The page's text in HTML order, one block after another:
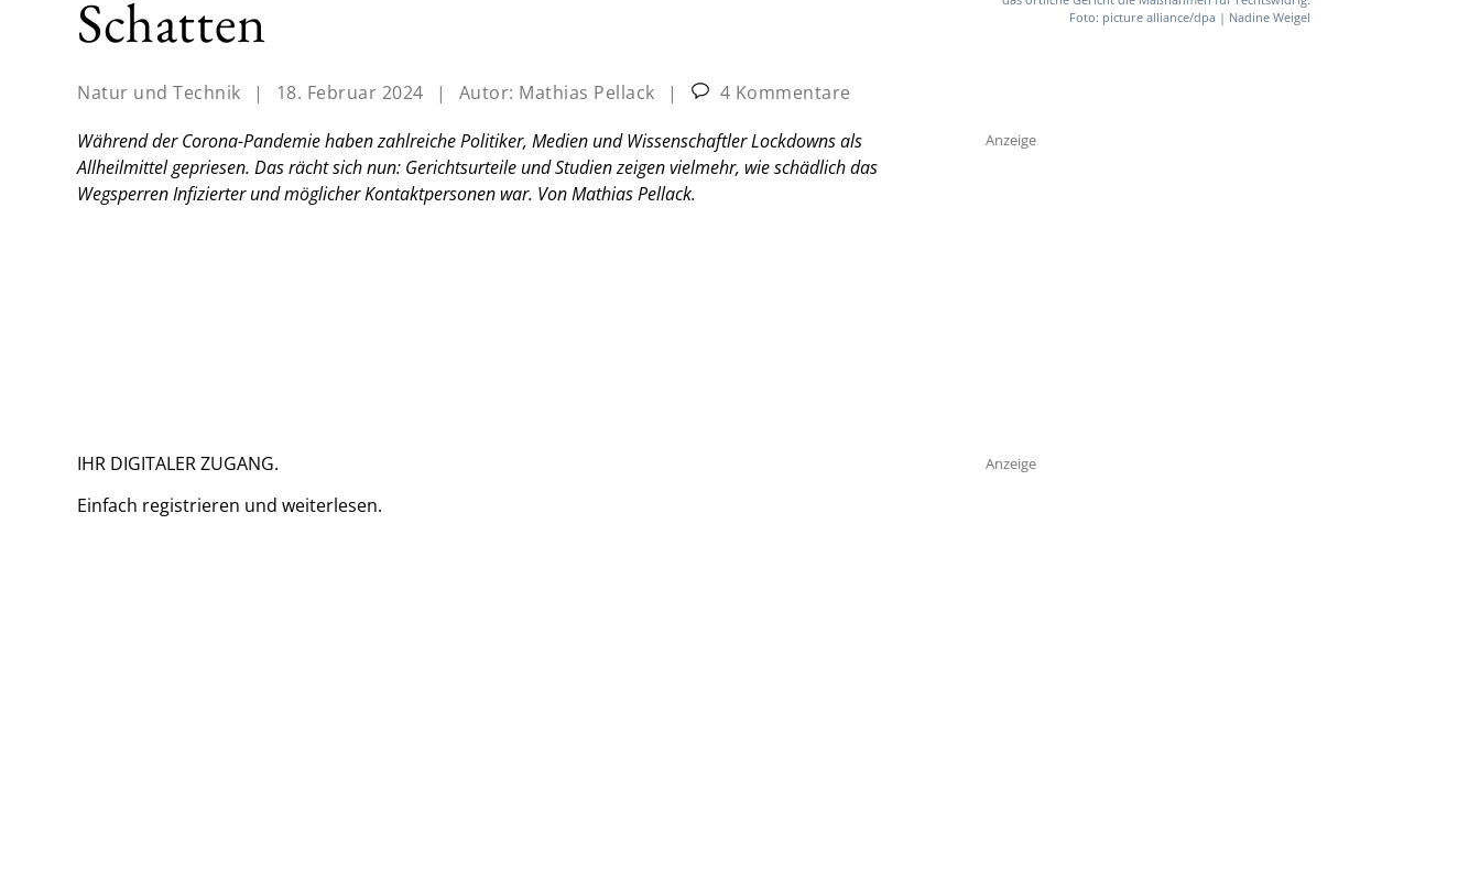
Schatten
Natur und Technik | 18. Februar 2024 | Autor: Mathias Pellack |
4 Kommentare
Während der Corona-Pandemie haben zahlreiche Politiker, Medien und Wissenschaftler Lockdowns als
Allheilmittel gepriesen. Das rächt sich nun: Gerichtsurteile und Studien zeigen vielmehr, wie schädlich das
Wegsperren Infizierter und möglicher Kontaktpersonen war. Von Mathias Pellack.
IHR DIGITALER ZUGANG.
Einfach registrieren und weiterlesen.
Foto: picture alliance/dpa | Nadine Weigel
Anzeige
Anzeige